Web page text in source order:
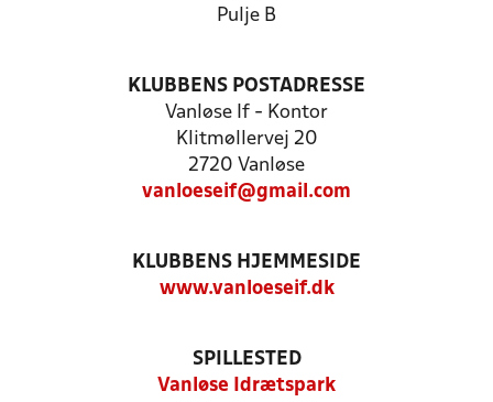
Pulje B
KLUBBENS POSTADRESSE
Vanløse If - Kontor
Klitmøllervej 20
2720 Vanløse
vanloeseif@gmail.com
KLUBBENS HJEMMESIDE
www.vanloeseif.dk
SPILLESTED
Vanløse Idrætspark